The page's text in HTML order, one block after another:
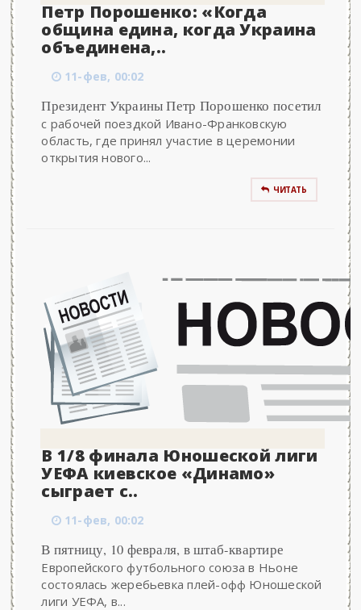
Петр Порошенко: «Когда
община едина, когда Украина
объединена,..
11-фев, 00:02
Президент Украины Петр Порошенко посетил
с рабочей поездкой Ивано-Франковскую
область, где принял участие в церемонии
открытия нового...
ЧИТАТЬ
В 1/8 финала Юношеской лиги
УЕФА киевское «Динамо»
сыграет с..
11-фев, 00:02
В пятницу, 10 февраля, в штаб-квартире
Европейского футбольного союза в Ньоне
состоялась жеребьевка плей-офф Юношеской
лиги УЕФА, в...